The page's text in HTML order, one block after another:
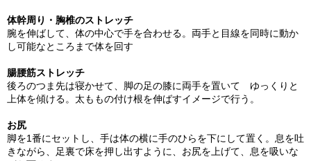
体幹周り・胸椎のストレッチ
腕を伸ばして、体の中心で手を合わせる。両手と目線を同時に動か
し可能なところまで体を回す
腸腰筋ストレッチ
後ろのつま先は寝かせて、脚の足の膝に両手を置いて ゆっくりと
上体を傾ける。太ももの付け根を伸ばすイメージで行う。
お尻
脚を1番にセットし、手は体の横に手のひらを下にして置く。息を吐
きながら、足裏で床を押し出すように、お尻を上げて、息を吸いな